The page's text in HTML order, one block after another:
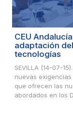
CEU
adaptación
tecnologías
SEVILLA (14-07-
nuevas
que ofrecen las
abordados en los